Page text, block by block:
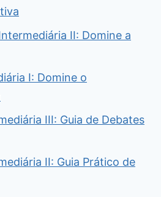
II: Domine a
I: Domine o
III: Guia de Debates
II: Guia Prático de